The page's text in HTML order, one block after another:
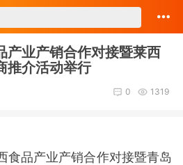
产业产销合作对接暨莱西
推介活动举行
1319
0
食品产业产销合作对接暨青岛